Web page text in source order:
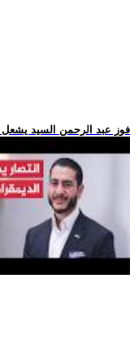
.. فوز عبد الرحمن السيد